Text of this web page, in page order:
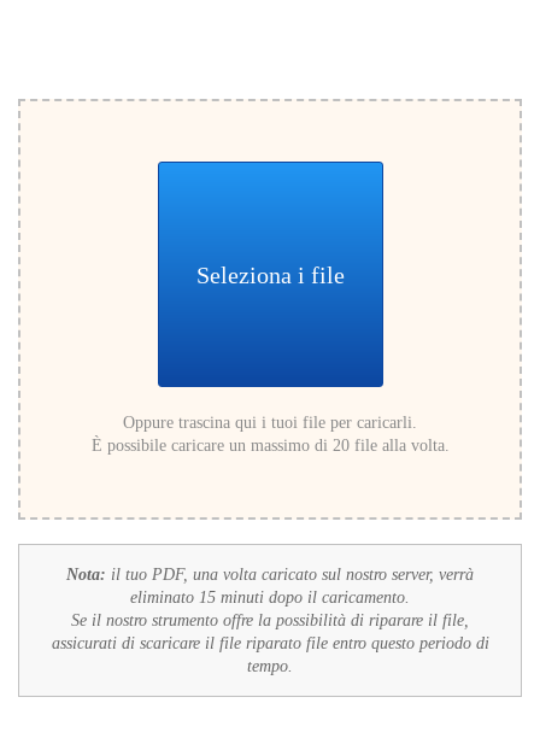
Seleziona i file
Oppure trascina qui i tuoi file per caricarli.
È possibile caricare un massimo di 20 file alla volta.
Nota: il tuo PDF, una volta caricato sul nostro server, verrà
eliminato 15 minuti dopo il caricamento.
Se il nostro strumento offre la possibilità di riparare il file,
assicurati di scaricare il file riparato file entro questo periodo di
tempo.